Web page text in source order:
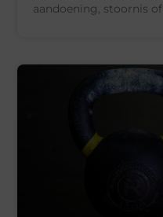
aandoening, stoornis